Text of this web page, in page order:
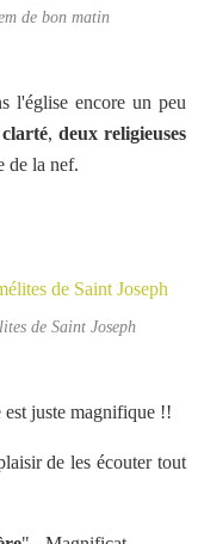
de bon matin
l'église encore un peu
, deux religieuses
de la nef.
de Saint Joseph
est juste magnifique !!
de les écouter tout